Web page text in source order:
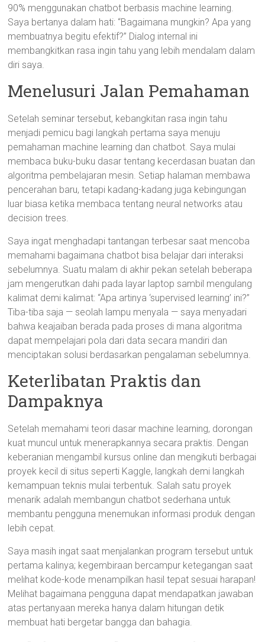
90% menggunakan chatbot berbasis machine learning.
Saya bertanya dalam hati: “Bagaimana mungkin? Apa yang
membuatnya begitu efektif?” Dialog internal ini
membangkitkan rasa ingin tahu yang lebih mendalam dalam
diri saya.
Menelusuri Jalan Pemahaman
Setelah seminar tersebut, kebangkitan rasa ingin tahu
menjadi pemicu bagi langkah pertama saya menuju
pemahaman machine learning dan chatbot. Saya mulai
membaca buku-buku dasar tentang kecerdasan buatan dan
algoritma pembelajaran mesin. Setiap halaman membawa
pencerahan baru, tetapi kadang-kadang juga kebingungan
luar biasa ketika membaca tentang neural networks atau
decision trees.
Saya ingat menghadapi tantangan terbesar saat mencoba
memahami bagaimana chatbot bisa belajar dari interaksi
sebelumnya. Suatu malam di akhir pekan setelah beberapa
jam mengerutkan dahi pada layar laptop sambil mengulang
kalimat demi kalimat: “Apa artinya ‘supervised learning’ ini?”
Tiba-tiba saja — seolah lampu menyala — saya menyadari
bahwa keajaiban berada pada proses di mana algoritma
dapat mempelajari pola dari data secara mandiri dan
menciptakan solusi berdasarkan pengalaman sebelumnya.
Keterlibatan Praktis dan
Dampaknya
Setelah memahami teori dasar machine learning, dorongan
kuat muncul untuk menerapkannya secara praktis. Dengan
keberanian mengambil kursus online dan mengikuti berbagai
proyek kecil di situs seperti Kaggle, langkah demi langkah
kemampuan teknis mulai terbentuk. Salah satu proyek
menarik adalah membangun chatbot sederhana untuk
membantu pengguna menemukan informasi produk dengan
lebih cepat.
Saya masih ingat saat menjalankan program tersebut untuk
pertama kalinya; kegembiraan bercampur ketegangan saat
melihat kode-kode menampilkan hasil tepat sesuai harapan!
Melihat bagaimana pengguna dapat mendapatkan jawaban
atas pertanyaan mereka hanya dalam hitungan detik
membuat hati bergetar bangga dan bahagia.